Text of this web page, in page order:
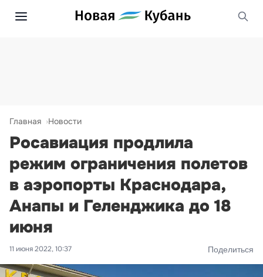
Главная Новости
Росавиация продлила
режим ограничения полетов
в аэропорты Краснодара,
Анапы и Геленджика до 18
июня
11 июня 2022, 10:37 Поделиться